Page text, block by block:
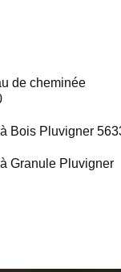
de cheminée
Bois Pluvigner
Granule Pluvigner